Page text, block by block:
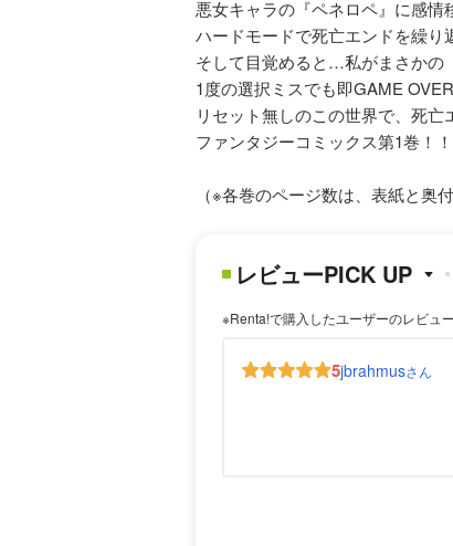
悪女キャラの『ペネロペ』に感情
ハードモードで死亡エンドを繰り
そして目覚めると…私がまさか
1度の選択ミスでも即GAME OVER
リセット無しのこの世界で、死
ファンタジーコミックス第1巻！！
（※各巻のページ数は、表紙と奥
レビューPICK UP
※Renta!で購入したユーザーのレビュ
5jbrahmusさん